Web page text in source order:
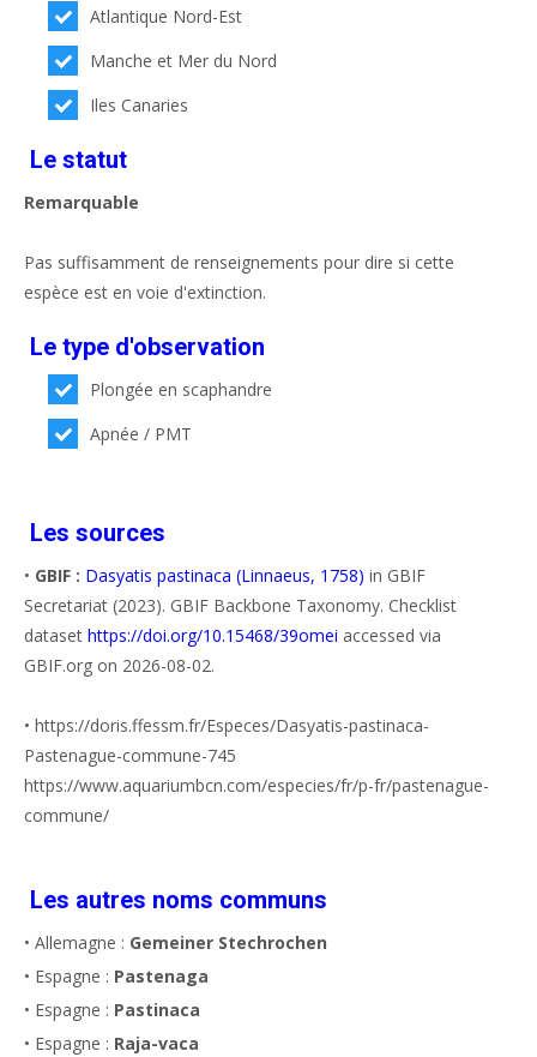
Atlantique Nord-Est
Manche et Mer du Nord
Iles Canaries
Le statut
Remarquable
Pas suffisamment de renseignements pour dire si cette
espèce est en voie d'extinction.
Le type d'observation
Plongée en scaphandre
Apnée / PMT
Les sources
• GBIF : Dasyatis pastinaca (Linnaeus, 1758) in GBIF
Secretariat (2023). GBIF Backbone Taxonomy. Checklist
dataset https://doi.org/10.15468/39omei accessed via
GBIF.org on 2026-08-02.
• https://doris.ffessm.fr/Especes/Dasyatis-pastinaca-
Pastenague-commune-745
https://www.aquariumbcn.com/especies/fr/p-fr/pastenague-
commune/
Les autres noms communs
• Allemagne : Gemeiner Stechrochen
• Espagne : Pastenaga
• Espagne : Pastinaca
• Espagne : Raja-vaca